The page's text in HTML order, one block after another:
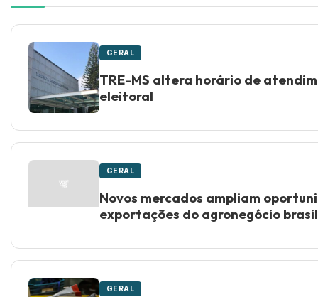
GERAL
TRE-MS altera horário de
eleitoral
GERAL
Novos mercados ampliam
exportações do agronegócio
GERAL